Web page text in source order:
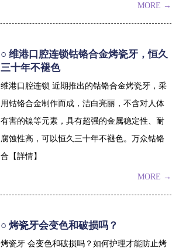
MORE →
○ 维港口腔连锁钴铬合金烤瓷牙，恒久
三十年不褪色
维港口腔连锁 近期推出的钴铬合金烤瓷牙，采
用钴铬合金制作而成，洁白亮丽，不含对人体
有害的镍等元素，具有超强的金属稳定性、耐
腐蚀性高，可以恒久三十年不褪色。万众钴铬
合【詳情】
MORE →
○ 烤瓷牙会变色和破损吗？
烤瓷牙 会变色和破损吗？如何护理才能防止烤